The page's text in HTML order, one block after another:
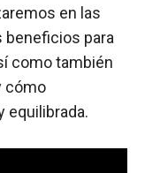
en las
para
como también
cómo
equilibrada.